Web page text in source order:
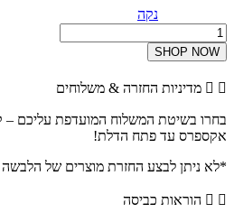
נקה
כמות
של
ג׳ינס
שחור
אפור
עם
סמל
לוגו
כתום
SHOP NOW
מדיניות החזרה & משלוחים
בחרו בשיטת המשלוח המועדפת עליכם –
אקספרס עד פתח הדלת!
*לא ניתן לבצע החזרת מוצרים של
הוראות כביסה